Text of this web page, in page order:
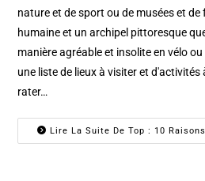
nature et de sport ou de musées et de
humaine et un archipel pittoresque
manière agréable et insolite en vélo
une liste de lieux à visiter et
rater…
Lire La Suite De Top : 10